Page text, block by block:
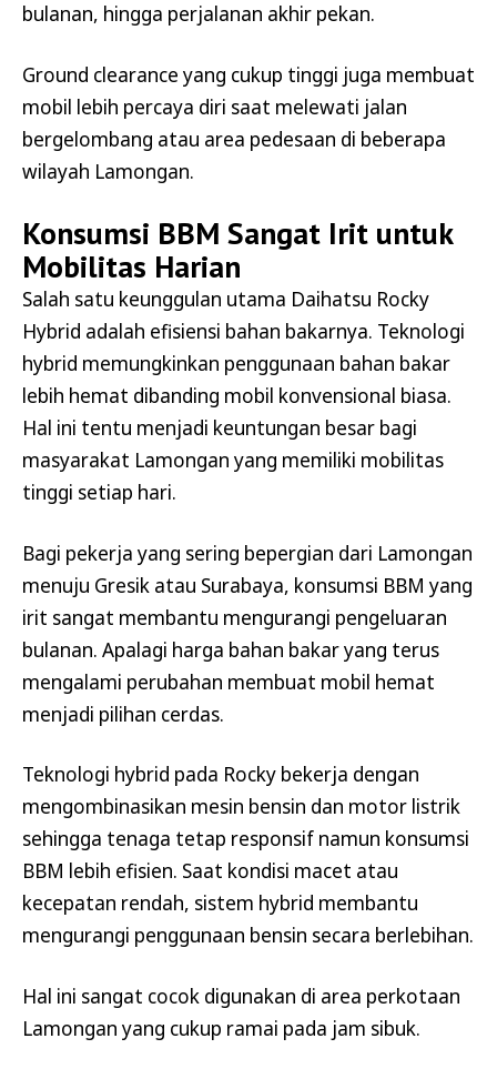
bulanan, hingga perjalanan akhir pekan.
Ground clearance yang cukup tinggi juga membuat
mobil lebih percaya diri saat melewati jalan
bergelombang atau area pedesaan di beberapa
wilayah Lamongan.
Konsumsi BBM Sangat Irit untuk
Mobilitas Harian
Salah satu keunggulan utama Daihatsu Rocky
Hybrid adalah efisiensi bahan bakarnya. Teknologi
hybrid memungkinkan penggunaan bahan bakar
lebih hemat dibanding mobil konvensional biasa.
Hal ini tentu menjadi keuntungan besar bagi
masyarakat Lamongan yang memiliki mobilitas
tinggi setiap hari.
Bagi pekerja yang sering bepergian dari Lamongan
menuju Gresik atau Surabaya, konsumsi BBM yang
irit sangat membantu mengurangi pengeluaran
bulanan. Apalagi harga bahan bakar yang terus
mengalami perubahan membuat mobil hemat
menjadi pilihan cerdas.
Teknologi hybrid pada Rocky bekerja dengan
mengombinasikan mesin bensin dan motor listrik
sehingga tenaga tetap responsif namun konsumsi
BBM lebih efisien. Saat kondisi macet atau
kecepatan rendah, sistem hybrid membantu
mengurangi penggunaan bensin secara berlebihan.
Hal ini sangat cocok digunakan di area perkotaan
Lamongan yang cukup ramai pada jam sibuk.